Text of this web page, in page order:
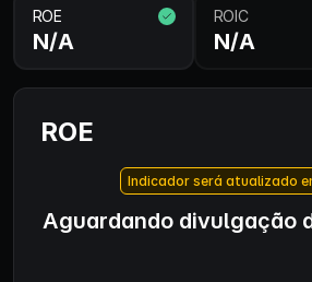
ROE
N/A
ROIC
N/A
ROE
Indicador será atualizado
Aguardando divulgação